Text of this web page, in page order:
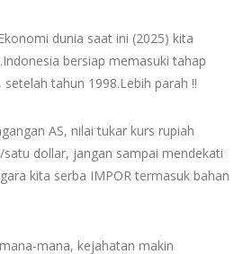
dunia saat ini (2025) kita
bersiap memasuki tahap
tahun 1998.Lebih parah !!
AS, nilai tukar kurs rupiah
satu dollar, jangan sampai mendekati
kita serba IMPOR termasuk bahan
mana, kejahatan makin